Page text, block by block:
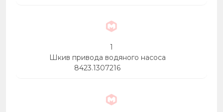
1
Шкив привода водяного насоса
8423.1307216